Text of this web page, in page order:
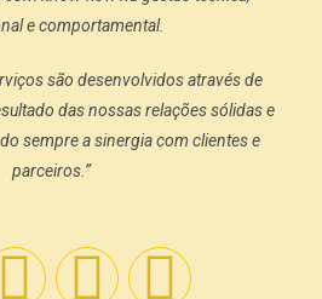
e comportamental.
são desenvolvidos através de
das nossas relações sólidas e
sempre a sinergia com clientes e
parceiros.”